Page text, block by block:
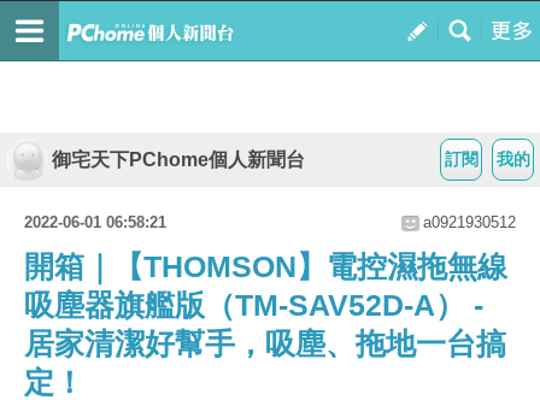
我的
訂閱
御宅天下PChome個人新聞台
2022-06-01 06:58:21 a0921930512
開箱｜【THOMSON】電控濕拖無線
吸塵器旗艦版（TM-SAV52D-A） -
居家清潔好幫手，吸塵、拖地一台搞
定！